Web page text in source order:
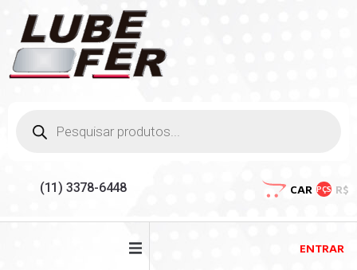
(11) 3378-6448 CAR PÇS R$
ENTRAR